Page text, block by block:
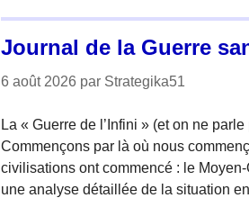
Journal de la Guerre
6 août 2026 par Strategika51
La « Guerre de l’Infini » (et on ne
Commençons par là où nous
civilisations ont commencé : le
une analyse détaillée de la situation